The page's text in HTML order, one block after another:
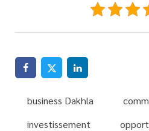
business Dakhla
investissement